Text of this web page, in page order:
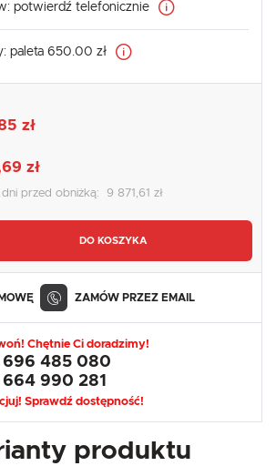
potwierdź telefonicznie
paleta 650.00 zł
zł
zł
przed obniżką: 9 871,61 zł
DO KOSZYKA
ZAMÓW PRZEZ EMAIL
Chętnie Ci doradzimy!
696 485 080
664 990 281
Sprawdź dostępność!
produktu